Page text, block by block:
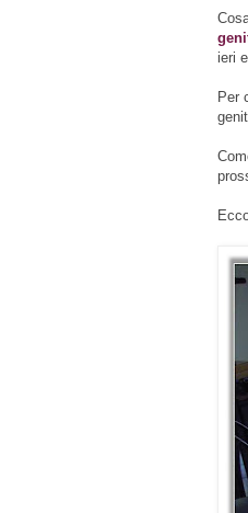
ieri
Per